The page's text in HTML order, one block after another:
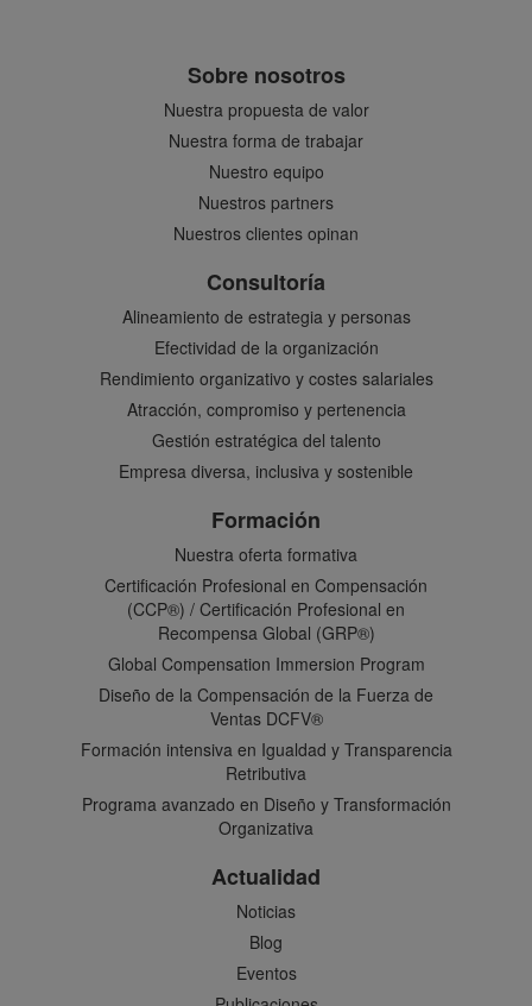
Sobre nosotros
Nuestra propuesta de valor
Nuestra forma de trabajar
Nuestro equipo
Nuestros partners
Nuestros clientes opinan
Consultoría
Alineamiento de estrategia y personas
Efectividad de la organización
Rendimiento organizativo y costes salariales
Atracción, compromiso y pertenencia
Gestión estratégica del talento
Empresa diversa, inclusiva y sostenible
Formación
Nuestra oferta formativa
Certificación Profesional en Compensación
(CCP®) / Certificación Profesional en
Recompensa Global (GRP®)
Global Compensation Immersion Program
Diseño de la Compensación de la Fuerza de
Ventas DCFV®
Formación intensiva en Igualdad y Transparencia
Retributiva
Programa avanzado en Diseño y Transformación
Organizativa
Actualidad
Noticias
Blog
Eventos